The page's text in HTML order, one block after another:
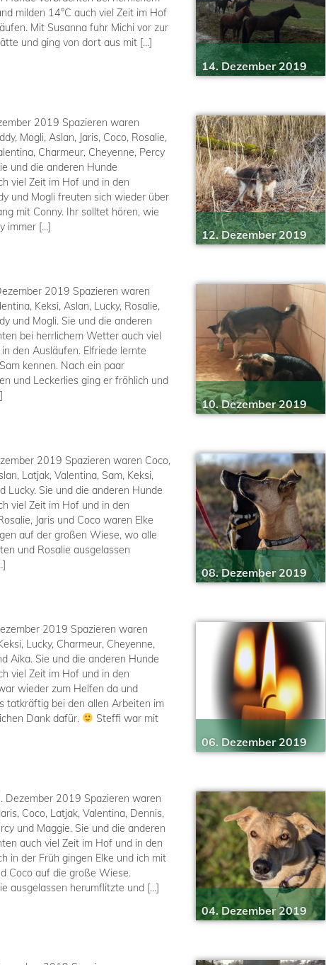
milden 14°C auch viel Zeit im Hof
Mit Susanna fuhr Michi vor zur
und ging von dort aus mit […]
14. Dezember 2019
2019 Spazieren waren
Mogli, Aslan, Jaris, Coco, Rosalie,
Charmeur, Cheyenne, Percy
und die anderen Hunde
viel Zeit im Hof und in den
und Mogli freuten sich wieder über
mit Conny. Ihr solltet hören, wie
immer […]
12. Dezember 2019
2019 Spazieren waren
Keksi, Aslan, Lucky, Rosalie,
und Mogli. Sie und die anderen
bei herrlichem Wetter auch viel
den Ausläufen. Elfriede lernte
kennen. Nach ein paar
und Leckerlies ging er fröhlich und
10. Dezember 2019
2019 Spazieren waren Coco,
Latjak, Valentina, Sam, Keksi,
Lucky. Sie und die anderen Hunde
viel Zeit im Hof und in den
Jaris und Coco waren Elke
auf der großen Wiese, wo alle
und Rosalie ausgelassen
08. Dezember 2019
2019 Spazieren waren
Lucky, Charmeur, Cheyenne,
Aika. Sie und die anderen Hunde
viel Zeit im Hof und in den
wieder zum Helfen da und
tatkräftig bei den allen Arbeiten im
Dank dafür.
Steffi war mit
06. Dezember 2019
Dezember 2019 Spazieren waren
Coco, Latjak, Valentina, Dennis,
und Maggie. Sie und die anderen
auch viel Zeit im Hof und in den
in der Früh gingen Elke und ich mit
Coco auf die große Wiese.
ausgelassen herumflitzte und […]
04. Dezember 2019